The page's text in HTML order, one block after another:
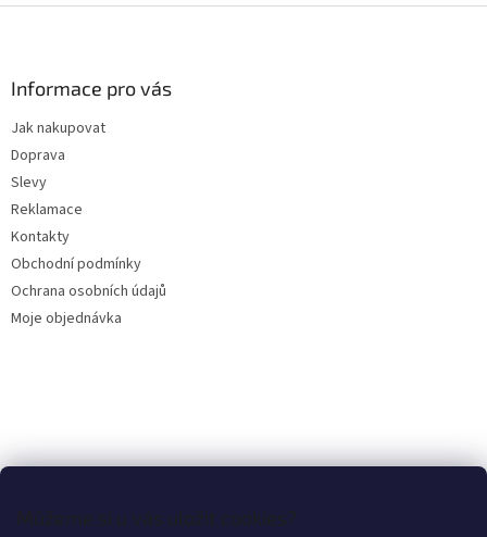
Můžeme si u vás uložit cookies?
Informace pro vás
Jak nakupovat
Doprava
Slevy
Reklamace
Kontakty
Obchodní podmínky
Ochrana osobních údajů
Moje objednávka